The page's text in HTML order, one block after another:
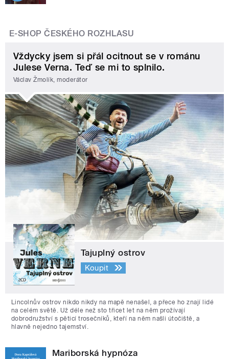
E-SHOP ČESKÉHO ROZHLASU
Vždycky jsem si přál ocitnout se v románu
Julese Verna. Teď se mi to splnilo.
Václav Žmolík, moderátor
Tajuplný ostrov
Koupit
Lincolnův ostrov nikdo nikdy na mapě nenašel, a přece ho znají lidé
na celém světě. Už déle než sto třicet let na něm prožívají
dobrodružství s pěticí trosečníků, kteří na něm našli útočiště, a
hlavně nejedno tajemství.
Mariborská hypnóza